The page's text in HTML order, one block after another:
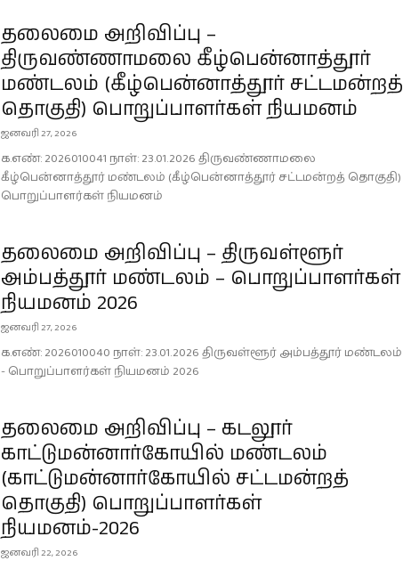
தலைமை அறிவிப்பு –
திருவண்ணாமலை கீழ்பென்னாத்தூர்
மண்டலம் (கீழ்பென்னாத்தூர் சட்டமன்றத்
தொகுதி) பொறுப்பாளர்கள் நியமனம்
ஜனவரி 27, 2026
க.எண்: 2026010041 நாள்: 23.01.2026 திருவண்ணாமலை
கீழ்பென்னாத்தூர் மண்டலம் (கீழ்பென்னாத்தூர் சட்டமன்றத் தொகுதி)
பொறுப்பாளர்கள் நியமனம்
தலைமை அறிவிப்பு – திருவள்ளூர்
அம்பத்தூர் மண்டலம் – பொறுப்பாளர்கள்
நியமனம் 2026
ஜனவரி 27, 2026
க.எண்: 2026010040 நாள்: 23.01.2026 திருவள்ளூர் அம்பத்தூர் மண்டலம்
- பொறுப்பாளர்கள் நியமனம் 2026
தலைமை அறிவிப்பு – கடலூர்
காட்டுமன்னார்கோயில் மண்டலம்
(காட்டுமன்னார்கோயில் சட்டமன்றத்
தொகுதி) பொறுப்பாளர்கள்
நியமனம்-2026
ஜனவரி 22, 2026